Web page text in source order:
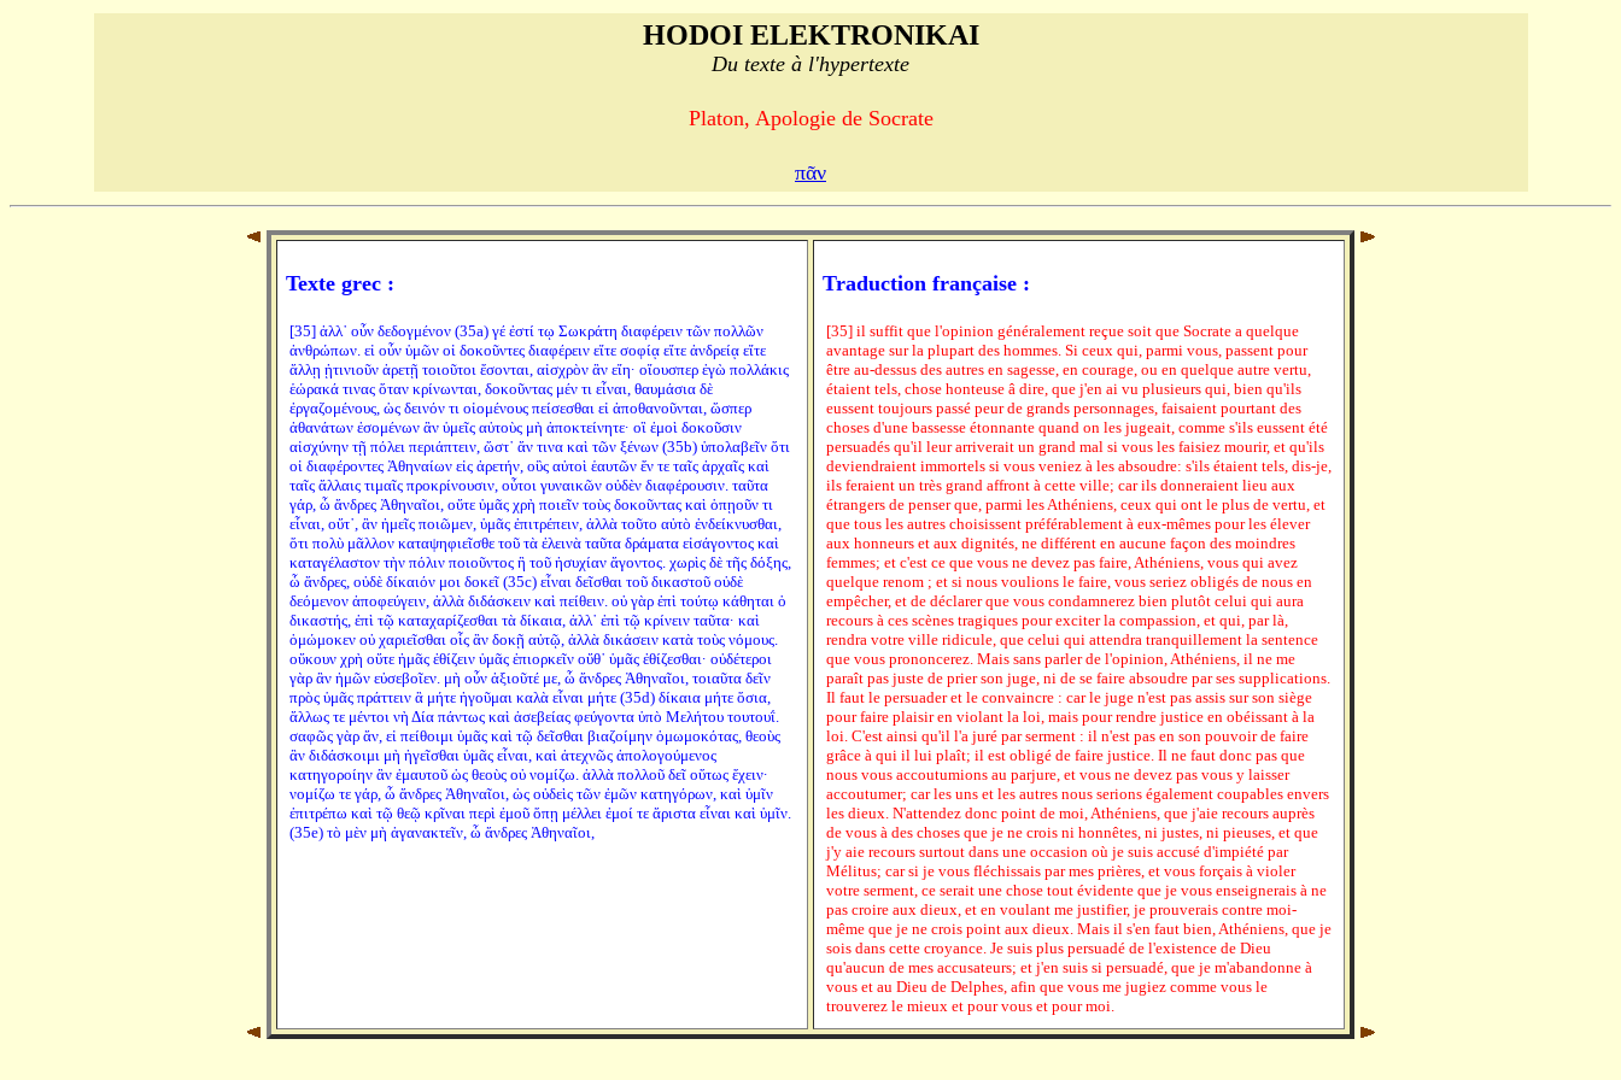
HODOI ELEKTRONIKAI
Du texte à l'hypertexte
Platon, Apologie de Socrate
πᾶν
Texte grec :
[35] ἀλλ᾽ οὖν δεδογμένον (35a) γέ ἐστί τῳ Σωκράτη διαφέρειν τῶν πολλῶν
ἀνθρώπων. εἰ οὖν ὑμῶν οἱ δοκοῦντες διαφέρειν εἴτε σοφίᾳ εἴτε ἀνδρείᾳ εἴτε
ἄλλῃ ᾑτινιοῦν ἀρετῇ τοιοῦτοι ἔσονται, αἰσχρὸν ἂν εἴη· οἵουσπερ ἐγὼ πολλάκις
ἑώρακά τινας ὅταν κρίνωνται, δοκοῦντας μέν τι εἶναι, θαυμάσια δὲ
ἐργαζομένους, ὡς δεινόν τι οἰομένους πείσεσθαι εἰ ἀποθανοῦνται, ὥσπερ
ἀθανάτων ἐσομένων ἂν ὑμεῖς αὐτοὺς μὴ ἀποκτείνητε· οἳ ἐμοὶ δοκοῦσιν
αἰσχύνην τῇ πόλει περιάπτειν, ὥστ᾽ ἄν τινα καὶ τῶν ξένων (35b) ὑπολαβεῖν ὅτι
οἱ διαφέροντες Ἀθηναίων εἰς ἀρετήν, οὓς αὐτοὶ ἑαυτῶν ἔν τε ταῖς ἀρχαῖς καὶ
ταῖς ἄλλαις τιμαῖς προκρίνουσιν, οὗτοι γυναικῶν οὐδὲν διαφέρουσιν. ταῦτα
γάρ, ὦ ἄνδρες Ἀθηναῖοι, οὔτε ὑμᾶς χρὴ ποιεῖν τοὺς δοκοῦντας καὶ ὁπῃοῦν τι
εἶναι, οὔτ᾽, ἂν ἡμεῖς ποιῶμεν, ὑμᾶς ἐπιτρέπειν, ἀλλὰ τοῦτο αὐτὸ ἐνδείκνυσθαι,
ὅτι πολὺ μᾶλλον καταψηφιεῖσθε τοῦ τὰ ἐλεινὰ ταῦτα δράματα εἰσάγοντος καὶ
καταγέλαστον τὴν πόλιν ποιοῦντος ἢ τοῦ ἡσυχίαν ἄγοντος. χωρὶς δὲ τῆς δόξης,
ὦ ἄνδρες, οὐδὲ δίκαιόν μοι δοκεῖ (35c) εἶναι δεῖσθαι τοῦ δικαστοῦ οὐδὲ
δεόμενον ἀποφεύγειν, ἀλλὰ διδάσκειν καὶ πείθειν. οὐ γὰρ ἐπὶ τούτῳ κάθηται ὁ
δικαστής, ἐπὶ τῷ καταχαρίζεσθαι τὰ δίκαια, ἀλλ᾽ ἐπὶ τῷ κρίνειν ταῦτα· καὶ
ὀμώμοκεν οὐ χαριεῖσθαι οἷς ἂν δοκῇ αὐτῷ, ἀλλὰ δικάσειν κατὰ τοὺς νόμους.
οὔκουν χρὴ οὔτε ἡμᾶς ἐθίζειν ὑμᾶς ἐπιορκεῖν οὔθ᾽ ὑμᾶς ἐθίζεσθαι· οὐδέτεροι
γὰρ ἂν ἡμῶν εὐσεβοῖεν. μὴ οὖν ἀξιοῦτέ με, ὦ ἄνδρες Ἀθηναῖοι, τοιαῦτα δεῖν
πρὸς ὑμᾶς πράττειν ἃ μήτε ἡγοῦμαι καλὰ εἶναι μήτε (35d) δίκαια μήτε ὅσια,
ἄλλως τε μέντοι νὴ Δία πάντως καὶ ἀσεβείας φεύγοντα ὑπὸ Μελήτου τουτουΐ.
σαφῶς γὰρ ἄν, εἰ πείθοιμι ὑμᾶς καὶ τῷ δεῖσθαι βιαζοίμην ὀμωμοκότας, θεοὺς
ἂν διδάσκοιμι μὴ ἡγεῖσθαι ὑμᾶς εἶναι, καὶ ἀτεχνῶς ἀπολογούμενος
κατηγοροίην ἂν ἐμαυτοῦ ὡς θεοὺς οὐ νομίζω. ἀλλὰ πολλοῦ δεῖ οὕτως ἔχειν·
νομίζω τε γάρ, ὦ ἄνδρες Ἀθηναῖοι, ὡς οὐδεὶς τῶν ἐμῶν κατηγόρων, καὶ ὑμῖν
ἐπιτρέπω καὶ τῷ θεῷ κρῖναι περὶ ἐμοῦ ὅπῃ μέλλει ἐμοί τε ἄριστα εἶναι καὶ ὑμῖν.
(35e) τὸ μὲν μὴ ἀγανακτεῖν, ὦ ἄνδρες Ἀθηναῖοι,
Traduction française :
[35] il suffit que l'opinion généralement reçue soit que Socrate a quelque
avantage sur la plupart des hommes. Si ceux qui, parmi vous, passent pour
être au-dessus des autres en sagesse, en courage, ou en quelque autre vertu,
étaient tels, chose honteuse â dire, que j'en ai vu plusieurs qui, bien qu'ils
eussent toujours passé peur de grands personnages, faisaient pourtant des
choses d'une bassesse étonnante quand on les jugeait, comme s'ils eussent été
persuadés qu'il leur arriverait un grand mal si vous les faisiez mourir, et qu'ils
deviendraient immortels si vous veniez à les absoudre: s'ils étaient tels, dis-je,
ils feraient un très grand affront à cette ville; car ils donneraient lieu aux
étrangers de penser que, parmi les Athéniens, ceux qui ont le plus de vertu, et
que tous les autres choisissent préférablement à eux-mêmes pour les élever
aux honneurs et aux dignités, ne différent en aucune façon des moindres
femmes; et c'est ce que vous ne devez pas faire, Athéniens, vous qui avez
quelque renom ; et si nous voulions le faire, vous seriez obligés de nous en
empêcher, et de déclarer que vous condamnerez bien plutôt celui qui aura
recours à ces scènes tragiques pour exciter la compassion, et qui, par là,
rendra votre ville ridicule, que celui qui attendra tranquillement la sentence
que vous prononcerez. Mais sans parler de l'opinion, Athéniens, il ne me
paraît pas juste de prier son juge, ni de se faire absoudre par ses supplications.
Il faut le persuader et le convaincre : car le juge n'est pas assis sur son siège
pour faire plaisir en violant la loi, mais pour rendre justice en obéissant à la
loi. C'est ainsi qu'il l'a juré par serment : il n'est pas en son pouvoir de faire
grâce à qui il lui plaît; il est obligé de faire justice. Il ne faut donc pas que
nous vous accoutumions au parjure, et vous ne devez pas vous y laisser
accoutumer; car les uns et les autres nous serions également coupables envers
les dieux. N'attendez donc point de moi, Athéniens, que j'aie recours auprès
de vous à des choses que je ne crois ni honnêtes, ni justes, ni pieuses, et que
j'y aie recours surtout dans une occasion où je suis accusé d'impiété par
Mélitus; car si je vous fléchissais par mes prières, et vous forçais à violer
votre serment, ce serait une chose tout évidente que je vous enseignerais à ne
pas croire aux dieux, et en voulant me justifier, je prouverais contre moi-
même que je ne crois point aux dieux. Mais il s'en faut bien, Athéniens, que je
sois dans cette croyance. Je suis plus persuadé de l'existence de Dieu
qu'aucun de mes accusateurs; et j'en suis si persuadé, que je m'abandonne à
vous et au Dieu de Delphes, afin que vous me jugiez comme vous le
trouverez le mieux et pour vous et pour moi.